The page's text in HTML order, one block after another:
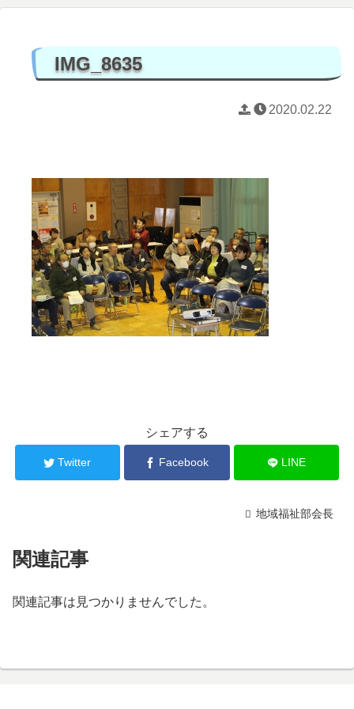
IMG_8635
2020.02.22
シェアする
Twitter Facebook LINE
地域福祉部会長
関連記事
関連記事は見つかりませんでした。